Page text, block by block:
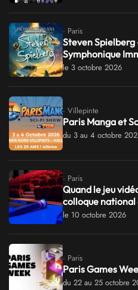
· Paris
Steven
Symphonique
le 3 octobre 2026
· Villepinte
Paris Manga et
du 3 au 4 octobre
· Paris
Quand le jeu
colloque national
le 10 octobre 2026
· Paris
Paris Games
du 22 au 25 octobre